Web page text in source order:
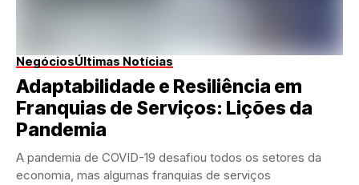
NegóciosÚltimas Notícias
Adaptabilidade e Resiliência em
Franquias de Serviços: Lições da
Pandemia
A pandemia de COVID-19 desafiou todos os setores da
economia, mas algumas franquias de serviços